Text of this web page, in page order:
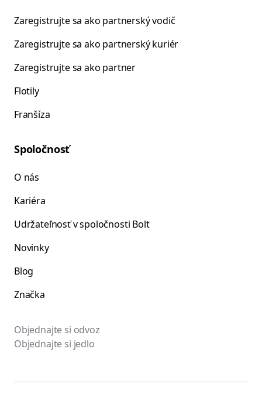
Zaregistrujte sa ako partnerský vodič
Zaregistrujte sa ako partnerský kuriér
Zaregistrujte sa ako partner
Flotily
Franšíza
Spoločnosť
O nás
Kariéra
Udržateľnosť v spoločnosti Bolt
Novinky
Blog
Značka
Objednajte si odvoz
Objednajte si jedlo